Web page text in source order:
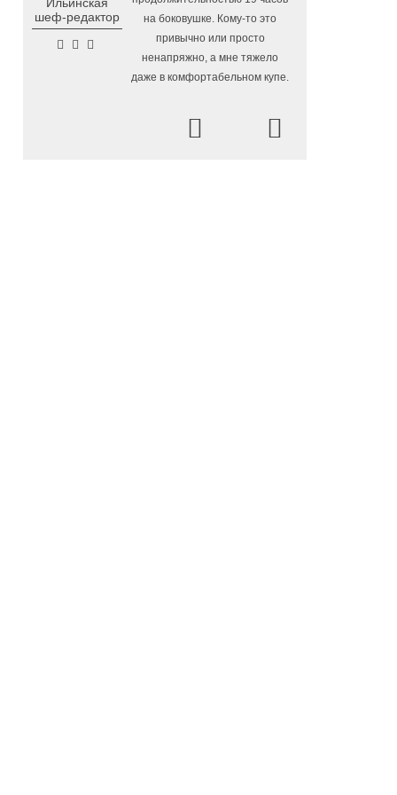
4.08.2026 16:38
На Вологодчине готовят
общественных наблюдателей к
предстоящим выборам
шеф-редактор
на боковушке. Кому-то это
привычно или просто
ненапряжно, а мне тяжело
даже в комфортабельном купе.